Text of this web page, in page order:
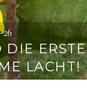
26
ERSTE
LACHT!